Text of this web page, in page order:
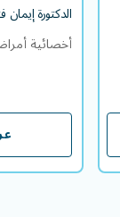
الدكتورة
أخصائية